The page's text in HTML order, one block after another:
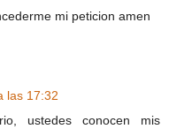
mi peticion amen
las 17:32
ustedes conocen mis